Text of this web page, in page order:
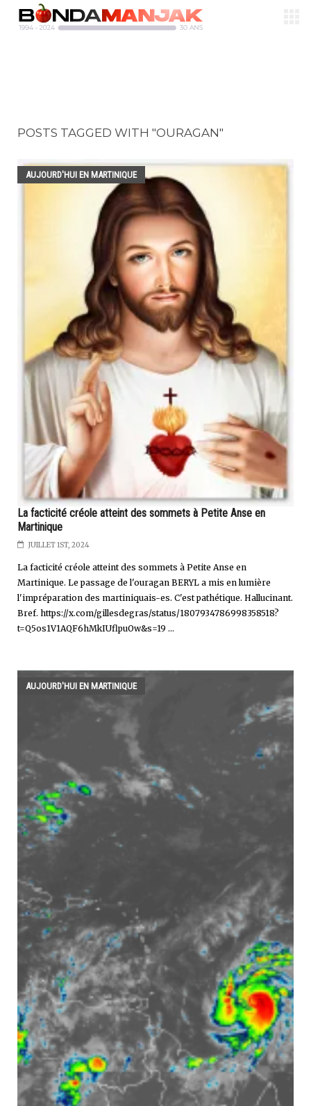
POSTS TAGGED WITH "OURAGAN"
AUJOURD'HUI EN MARTINIQUE
La facticité créole atteint des sommets à Petite Anse en
Martinique
JUILLET 1ST, 2024
La facticité créole atteint des sommets à Petite Anse en
Martinique. Le passage de l'ouragan BERYL a mis en lumière
l'impréparation des martiniquais-es. C'est pathétique. Hallucinant.
Bref. https://x.com/gillesdegras/status/1807934786998358518?
t=Q5os1V1AQF6hMkIUflpuOw&s=19 ...
AUJOURD'HUI EN MARTINIQUE